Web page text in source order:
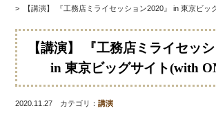
>
【講演】 『工務店ミライセッション2020』 in 東京ビッ
【講演】 『工務店ミライセッシ
in 東京ビッグサイト(with
2020.11.27 カテゴリ：講演